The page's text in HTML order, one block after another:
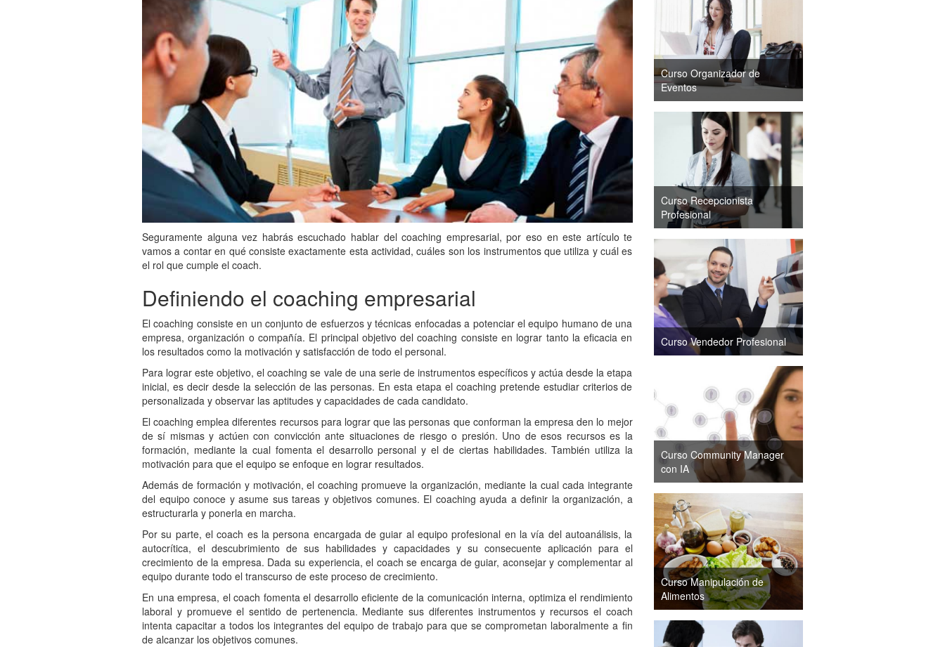
Seguramente alguna vez habrás escuchado hablar del coaching empresarial, por eso en este artículo te
vamos a contar en qué consiste exactamente esta actividad, cuáles son los instrumentos que utiliza y cuál es
el rol que cumple el coach.
Definiendo el coaching empresarial
El coaching consiste en un conjunto de esfuerzos y técnicas enfocadas a potenciar el equipo humano de una
empresa, organización o compañía. El principal objetivo del coaching consiste en lograr tanto la eficacia en
los resultados como la motivación y satisfacción de todo el personal.
Para lograr este objetivo, el coaching se vale de una serie de instrumentos específicos y actúa desde la etapa
inicial, es decir desde la selección de las personas. En esta etapa el coaching pretende estudiar criterios de
personalizada y observar las aptitudes y capacidades de cada candidato.
El coaching emplea diferentes recursos para lograr que las personas que conforman la empresa den lo mejor
de sí mismas y actúen con convicción ante situaciones de riesgo o presión. Uno de esos recursos es la
formación, mediante la cual fomenta el desarrollo personal y el de ciertas habilidades. También utiliza la
motivación para que el equipo se enfoque en lograr resultados.
Además de formación y motivación, el coaching promueve la organización, mediante la cual cada integrante
del equipo conoce y asume sus tareas y objetivos comunes. El coaching ayuda a definir la organización, a
estructurarla y ponerla en marcha.
Por su parte, el coach es la persona encargada de guiar al equipo profesional en la vía del autoanálisis, la
autocrítica, el descubrimiento de sus habilidades y capacidades y su consecuente aplicación para el
crecimiento de la empresa. Dada su experiencia, el coach se encarga de guiar, aconsejar y complementar al
equipo durante todo el transcurso de este proceso de crecimiento.
En una empresa, el coach fomenta el desarrollo eficiente de la comunicación interna, optimiza el rendimiento
laboral y promueve el sentido de pertenencia. Mediante sus diferentes instrumentos y recursos el coach
intenta capacitar a todos los integrantes del equipo de trabajo para que se comprometan laboralmente a fin
de alcanzar los objetivos comunes.
Curso Organizador de
Eventos
Curso Recepcionista
Profesional
Curso Vendedor Profesional
Curso Community Manager
con IA
Curso Manipulación de
Alimentos